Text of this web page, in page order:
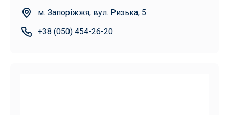
м. Запоріжжя, вул. Ризька, 5
+38 (050) 454-26-20